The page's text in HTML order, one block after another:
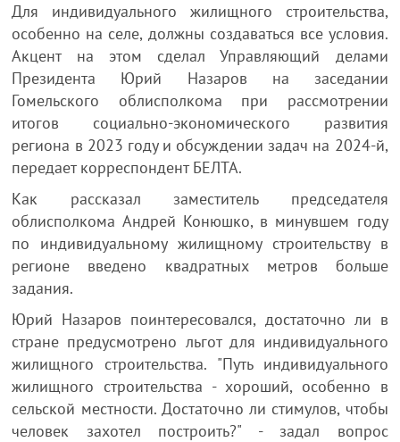
Для индивидуального жилищного строительства,
особенно на селе, должны создаваться все условия.
Акцент на этом сделал Управляющий делами
Президента Юрий Назаров на заседании
Гомельского облисполкома при рассмотрении
итогов социально-экономического развития
региона в 2023 году и обсуждении задач на 2024-й,
передает корреспондент БЕЛТА.
Как рассказал заместитель председателя
облисполкома Андрей Конюшко, в минувшем году
по индивидуальному жилищному строительству в
регионе введено квадратных метров больше
задания.
Юрий Назаров поинтересовался, достаточно ли в
стране предусмотрено льгот для индивидуального
жилищного строительства. "Путь индивидуального
жилищного строительства - хороший, особенно в
сельской местности. Достаточно ли стимулов, чтобы
человек захотел построить?" - задал вопрос